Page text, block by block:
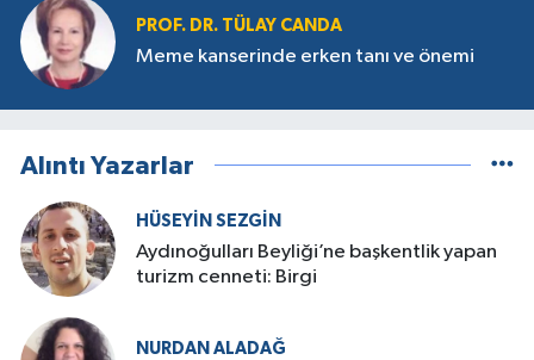
PROF. DR. TÜLAY CANDA
Meme kanserinde erken tanı ve önemi
Alıntı Yazarlar
HÜSEYIN SEZGIN
Aydınoğulları Beyliği’ne başkentlik yapan
turizm cenneti: Birgi
NURDAN ALADAĞ